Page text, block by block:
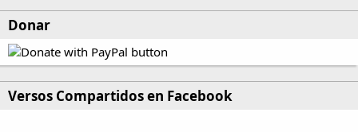
Donar
Versos Compartidos en Facebook